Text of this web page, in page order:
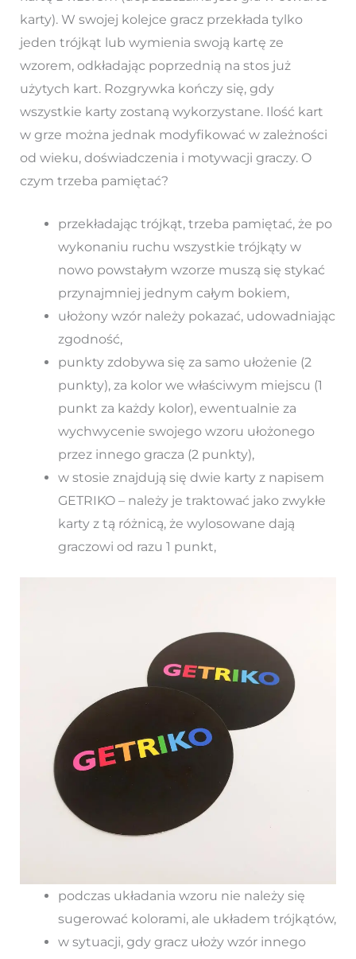
karty). W swojej kolejce gracz przekłada tylko
jeden trójkąt lub wymienia swoją kartę ze
wzorem, odkładając poprzednią na stos już
użytych kart. Rozgrywka kończy się, gdy
wszystkie karty zostaną wykorzystane. Ilość kart
w grze można jednak modyfikować w zależności
od wieku, doświadczenia i motywacji graczy. O
czym trzeba pamiętać?
przekładając trójkąt, trzeba pamiętać, że po
wykonaniu ruchu wszystkie trójkąty w
nowo powstałym wzorze muszą się stykać
przynajmniej jednym całym bokiem,
ułożony wzór należy pokazać, udowadniając
zgodność,
punkty zdobywa się za samo ułożenie (2
punkty), za kolor we właściwym miejscu (1
punkt za każdy kolor), ewentualnie za
wychwycenie swojego wzoru ułożonego
przez innego gracza (2 punkty),
w stosie znajdują się dwie karty z napisem
GETRIKO – należy je traktować jako zwykłe
karty z tą różnicą, że wylosowane dają
graczowi od razu 1 punkt,
podczas układania wzoru nie należy się
sugerować kolorami, ale układem trójkątów,
w sytuacji, gdy gracz ułoży wzór innego